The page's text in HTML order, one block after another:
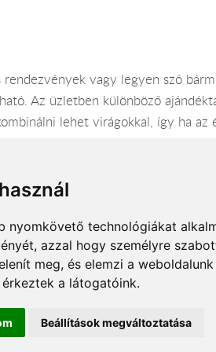
nyomkövető technológiákat
azzal hogy személyre
meg, és elemzi a
a látogatóink.
Beállítások megváltoztatása
rendezvények vagy legyen szó
Az üzletben különböző
lehet virágokkal, így ha az
akár extrém trendeket próbálom